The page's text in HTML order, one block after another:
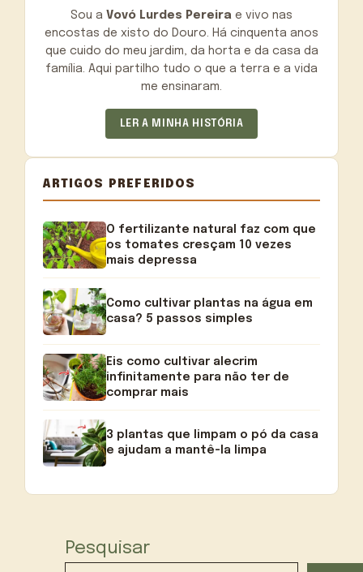
Sou a Vovó Lurdes Pereira e vivo nas
encostas de xisto do Douro. Há cinquenta anos
que cuido do meu jardim, da horta e da casa da
família. Aqui partilho tudo o que a terra e a vida
me ensinaram.
LER A MINHA HISTÓRIA
ARTIGOS PREFERIDOS
O fertilizante natural faz com que
os tomates cresçam 10 vezes
mais depressa
Como cultivar plantas na água em
casa? 5 passos simples
Eis como cultivar alecrim
infinitamente para não ter de
comprar mais
3 plantas que limpam o pó da casa
e ajudam a mantê-la limpa
Pesquisar